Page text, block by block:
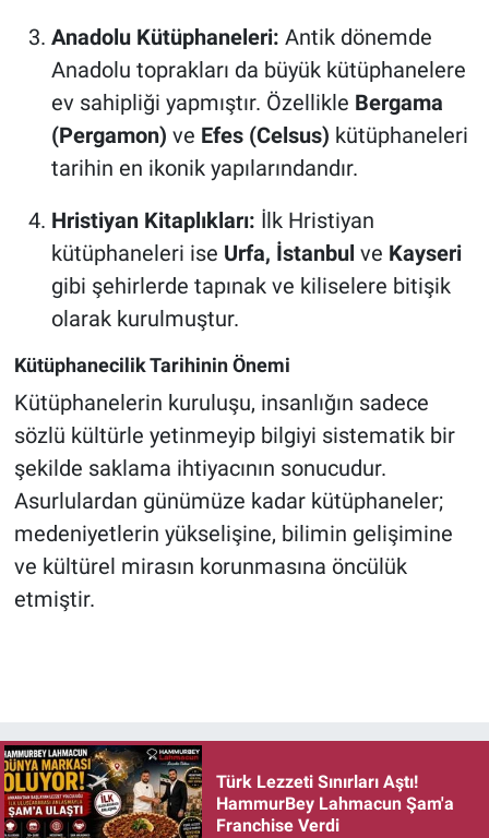
Anadolu Kütüphaneleri: Antik dönemde
Anadolu toprakları da büyük kütüphanelere
ev sahipliği yapmıştır. Özellikle Bergama
(Pergamon) ve Efes (Celsus) kütüphaneleri
tarihin en ikonik yapılarındandır.
Hristiyan Kitaplıkları: İlk Hristiyan
kütüphaneleri ise Urfa, İstanbul ve Kayseri
gibi şehirlerde tapınak ve kiliselere bitişik
olarak kurulmuştur.
Kütüphanecilik Tarihinin Önemi
Kütüphanelerin kuruluşu, insanlığın sadece
sözlü kültürle yetinmeyip bilgiyi sistematik bir
şekilde saklama ihtiyacının sonucudur.
Asurlulardan günümüze kadar kütüphaneler;
medeniyetlerin yükselişine, bilimin gelişimine
ve kültürel mirasın korunmasına öncülük
etmiştir.
Türk Lezzeti Sınırları Aştı!
HammurBey Lahmacun Şam'a
Franchise Verdi